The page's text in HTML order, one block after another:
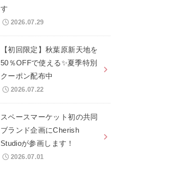
す
2026.07.29
【初回限定】秋葉原新天地を
50％OFFで使える✨夏季特別
クーポン配布中
2026.07.22
スペースマーケット初の共同
ブランド企画にCherish
Studioが参画します！
2026.07.01